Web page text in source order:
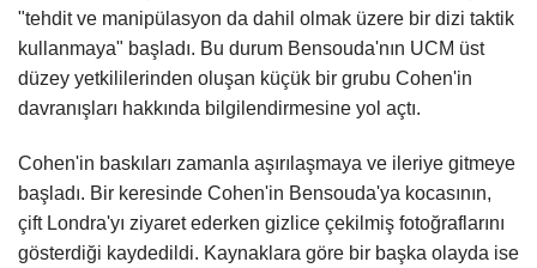
"tehdit ve manipülasyon da dahil olmak üzere bir dizi taktik
kullanmaya" başladı. Bu durum Bensouda'nın UCM üst
düzey yetkililerinden oluşan küçük bir grubu Cohen'in
davranışları hakkında bilgilendirmesine yol açtı.
Cohen'in baskıları zamanla aşırılaşmaya ve ileriye gitmeye
başladı. Bir keresinde Cohen'in Bensouda'ya kocasının,
çift Londra'yı ziyaret ederken gizlice çekilmiş fotoğraflarını
gösterdiği kaydedildi. Kaynaklara göre bir başka olayda ise